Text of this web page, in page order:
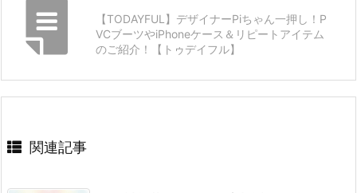
【TODAYFUL】デザイナーPiちゃん一押し！P
VCブーツやiPhoneケース＆リピートアイテム
のご紹介！【トゥデイフル】
関連記事